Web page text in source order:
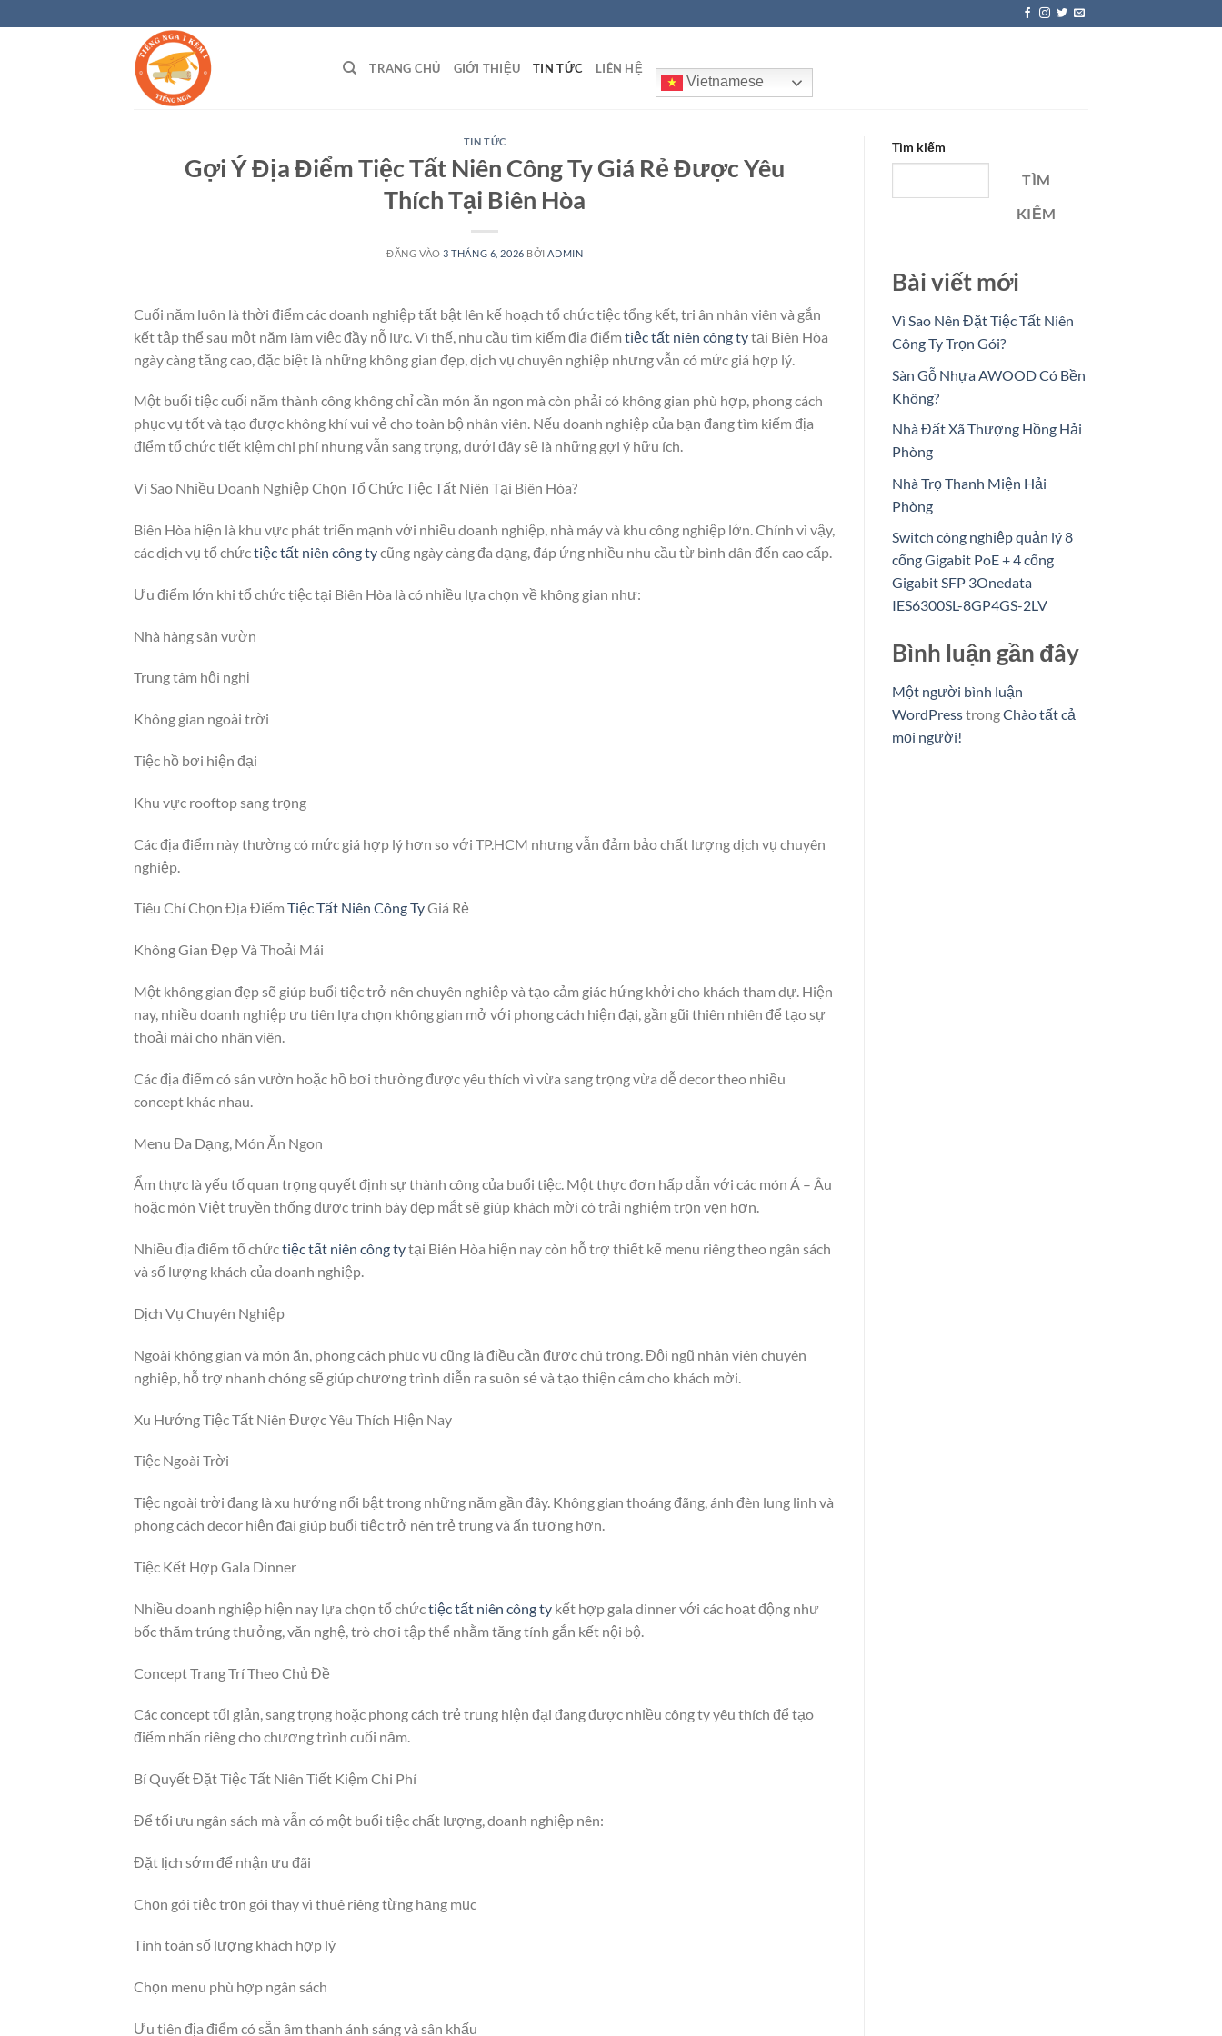
qua
TRANG CHỦ GIỚI THIỆU TIN TỨC LIÊN HỆ
Vietnamese
TIN TỨC
Gợi Ý Địa Điểm Tiệc Tất Niên Công Ty Giá Rẻ Được Yêu
Thích Tại Biên Hòa
ĐĂNG VÀO 3 THÁNG 6, 2026 BỞI ADMIN
Cuối năm luôn là thời điểm các doanh nghiệp tất bật lên kế hoạch tổ chức tiệc tổng kết, tri ân nhân viên và gắn
kết tập thể sau một năm làm việc đầy nỗ lực. Vì thế, nhu cầu tìm kiếm địa điểm tiệc tất niên công tytại Biên Hòa
ngày càng tăng cao, đặc biệt là những không gian đẹp, dịch vụ chuyên nghiệp nhưng vẫn có mức giá hợp lý.
Một buổi tiệc cuối năm thành công không chỉ cần món ăn ngon mà còn phải có không gian phù hợp, phong cách
phục vụ tốt và tạo được không khí vui vẻ cho toàn bộ nhân viên. Nếu doanh nghiệp của bạn đang tìm kiếm địa
điểm tổ chức tiết kiệm chi phí nhưng vẫn sang trọng, dưới đây sẽ là những gợi ý hữu ích.
Vì Sao Nhiều Doanh Nghiệp Chọn Tổ Chức Tiệc Tất Niên Tại Biên Hòa?
Biên Hòa hiện là khu vực phát triển mạnh với nhiều doanh nghiệp, nhà máy và khu công nghiệp lớn. Chính vì vậy,
các dịch vụ tổ chứctiệc tất niên công tycũng ngày càng đa dạng, đáp ứng nhiều nhu cầu từ bình dân đến cao cấp.
Ưu điểm lớn khi tổ chức tiệc tại Biên Hòa là có nhiều lựa chọn về không gian như:
Nhà hàng sân vườn
Trung tâm hội nghị
Không gian ngoài trời
Tiệc hồ bơi hiện đại
Khu vực rooftop sang trọng
Các địa điểm này thường có mức giá hợp lý hơn so với TP.HCM nhưng vẫn đảm bảo chất lượng dịch vụ chuyên
nghiệp.
Tiêu Chí Chọn Địa Điểm Tiệc Tất Niên Công TyGiá Rẻ
Không Gian Đẹp Và Thoải Mái
Một không gian đẹp sẽ giúp buổi tiệc trở nên chuyên nghiệp và tạo cảm giác hứng khởi cho khách tham dự. Hiện
nay, nhiều doanh nghiệp ưu tiên lựa chọn không gian mở với phong cách hiện đại, gần gũi thiên nhiên để tạo sự
thoải mái cho nhân viên.
Các địa điểm có sân vườn hoặc hồ bơi thường được yêu thích vì vừa sang trọng vừa dễ decor theo nhiều
concept khác nhau.
Menu Đa Dạng, Món Ăn Ngon
Ẩm thực là yếu tố quan trọng quyết định sự thành công của buổi tiệc. Một thực đơn hấp dẫn với các món Á – Âu
hoặc món Việt truyền thống được trình bày đẹp mắt sẽ giúp khách mời có trải nghiệm trọn vẹn hơn.
Nhiều địa điểm tổ chứctiệc tất niên công tytại Biên Hòa hiện nay còn hỗ trợ thiết kế menu riêng theo ngân sách
và số lượng khách của doanh nghiệp.
Dịch Vụ Chuyên Nghiệp
Ngoài không gian và món ăn, phong cách phục vụ cũng là điều cần được chú trọng. Đội ngũ nhân viên chuyên
nghiệp, hỗ trợ nhanh chóng sẽ giúp chương trình diễn ra suôn sẻ và tạo thiện cảm cho khách mời.
Xu Hướng Tiệc Tất Niên Được Yêu Thích Hiện Nay
Tiệc Ngoài Trời
Tiệc ngoài trời đang là xu hướng nổi bật trong những năm gần đây. Không gian thoáng đãng, ánh đèn lung linh và
phong cách decor hiện đại giúp buổi tiệc trở nên trẻ trung và ấn tượng hơn.
Tiệc Kết Hợp Gala Dinner
Nhiều doanh nghiệp hiện nay lựa chọn tổ chứctiệc tất niên công ty kết hợp gala dinner với các hoạt động như
bốc thăm trúng thưởng, văn nghệ, trò chơi tập thể nhằm tăng tính gắn kết nội bộ.
Concept Trang Trí Theo Chủ Đề
Các concept tối giản, sang trọng hoặc phong cách trẻ trung hiện đại đang được nhiều công ty yêu thích để tạo
điểm nhấn riêng cho chương trình cuối năm.
Bí Quyết Đặt Tiệc Tất Niên Tiết Kiệm Chi Phí
Để tối ưu ngân sách mà vẫn có một buổi tiệc chất lượng, doanh nghiệp nên:
Đặt lịch sớm để nhận ưu đãi
Chọn gói tiệc trọn gói thay vì thuê riêng từng hạng mục
Tính toán số lượng khách hợp lý
Chọn menu phù hợp ngân sách
Ưu tiên địa điểm có sẵn âm thanh ánh sáng và sân khấu
Tìm kiếm
TÌM
KIẾM
Bài viết mới
Vì Sao Nên Đặt Tiệc Tất Niên
Công Ty Trọn Gói?
Sàn Gỗ Nhựa AWOOD Có Bền
Không?
Nhà Đất Xã Thượng Hồng Hải
Phòng
Nhà Trọ Thanh Miện Hải
Phòng
Switch công nghiệp quản lý 8
cổng Gigabit PoE + 4 cổng
Gigabit SFP 3Onedata
IES6300SL-8GP4GS-2LV
Bình luận gần đây
Một người bình luận
WordPresstrongChào tất cả
mọi người!